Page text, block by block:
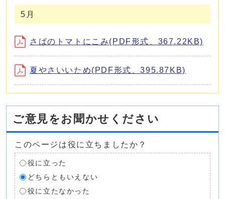
5月
さばのトマトにこみ(PDF形式、367.22KB)
夏やさいいため(PDF形式、395.87KB)
ご意見をお聞かせください
このページは役に立ちましたか？
役に立った
どちらともいえない
役に立たなかった